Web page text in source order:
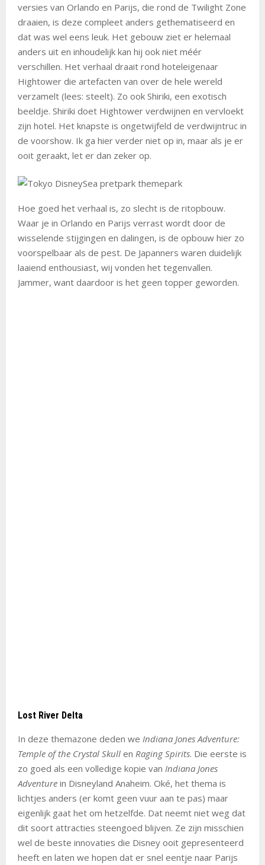
versies van Orlando en Parijs, die rond de Twilight Zone
draaien, is deze compleet anders gethematiseerd en
dat was wel eens leuk. Het gebouw ziet er helemaal
anders uit en inhoudelijk kan hij ook niet méér
verschillen. Het verhaal draait rond hoteleigenaar
Hightower die artefacten van over de hele wereld
verzamelt (lees: steelt). Zo ook Shiriki, een exotisch
beeldje. Shiriki doet Hightower verdwijnen en vervloekt
zijn hotel. Het knapste is ongetwijfeld de verdwijntruc in
de voorshow. Ik ga hier verder niet op in, maar als je er
ooit geraakt, let er dan zeker op.
Hoe goed het verhaal is, zo slecht is de ritopbouw.
Waar je in Orlando en Parijs verrast wordt door de
wisselende stijgingen en dalingen, is de opbouw hier zo
voorspelbaar als de pest. De Japanners waren duidelijk
laaiend enthousiast, wij vonden het tegenvallen.
Jammer, want daardoor is het geen topper geworden.
Lost River Delta
In deze themazone deden we Indiana Jones Adventure:
Temple of the Crystal Skull en Raging Spirits. Die eerste is
zo goed als een volledige kopie van Indiana Jones
Adventure in Disneyland Anaheim. Oké, het thema is
lichtjes anders (er komt geen vuur aan te pas) maar
eigenlijk gaat het om hetzelfde. Dat neemt niet weg dat
dit soort attracties steengoed blijven. Ze zijn misschien
wel de beste innovaties die Disney ooit gepresenteerd
heeft en laten we hopen dat er snel eentje naar Parijs